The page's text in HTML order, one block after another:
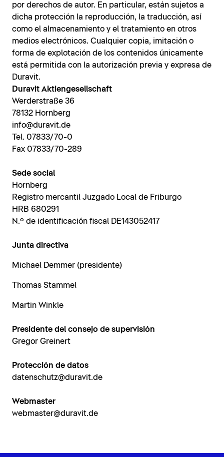
por derechos de autor. En particular, están sujetos a
dicha protección la reproducción, la traducción, así
como el almacenamiento y el tratamiento en otros
medios electrónicos. Cualquier copia, imitación o
forma de explotación de los contenidos únicamente
está permitida con la autorización previa y expresa de
Duravit.
Duravit Aktiengesellschaft
Werderstraße 36
78132 Hornberg
info@duravit.de
Tel. 07833/70-0
Fax 07833/70-289
Sede social
Hornberg
Registro mercantil Juzgado Local de Friburgo
HRB 680291
N.º de identificación fiscal DE143052417
Junta directiva
Michael Demmer (presidente)
Thomas Stammel
Martin Winkle
Presidente del consejo de supervisión
Gregor Greinert
Protección de datos
datenschutz@duravit.de
Webmaster
webmaster@duravit.de